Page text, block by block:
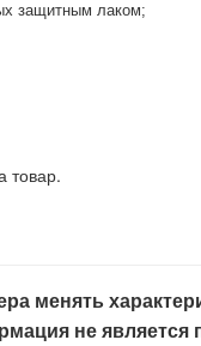
защитным лаком;
товар.
менять
не